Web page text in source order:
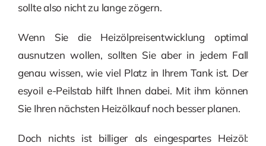
sollte also nicht zu lange zögern.
Wenn Sie die Heizölpreisentwicklung optimal
ausnutzen wollen, sollten Sie aber in jedem Fall
genau wissen, wie viel Platz in Ihrem Tank ist. Der
esyoil e-Peilstab hilft Ihnen dabei. Mit ihm können
Sie Ihren nächsten Heizölkauf noch besser planen.
Doch nichts ist billiger als eingespartes Heizöl: